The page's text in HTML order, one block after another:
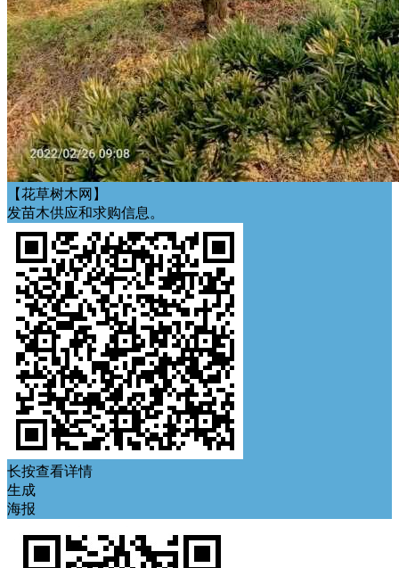
【花草树木网】
发苗木供应和求购信息。
长按查看详情
生成
海报